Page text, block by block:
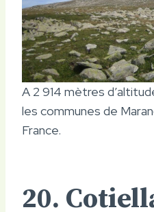
A 2 914 mètres
les communes de
France.
20.